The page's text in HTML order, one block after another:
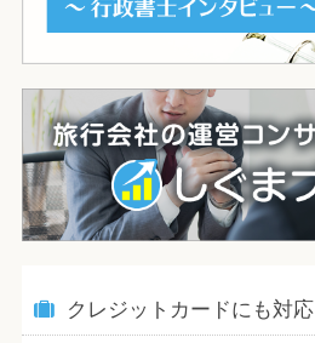
クレジットカードにも対応